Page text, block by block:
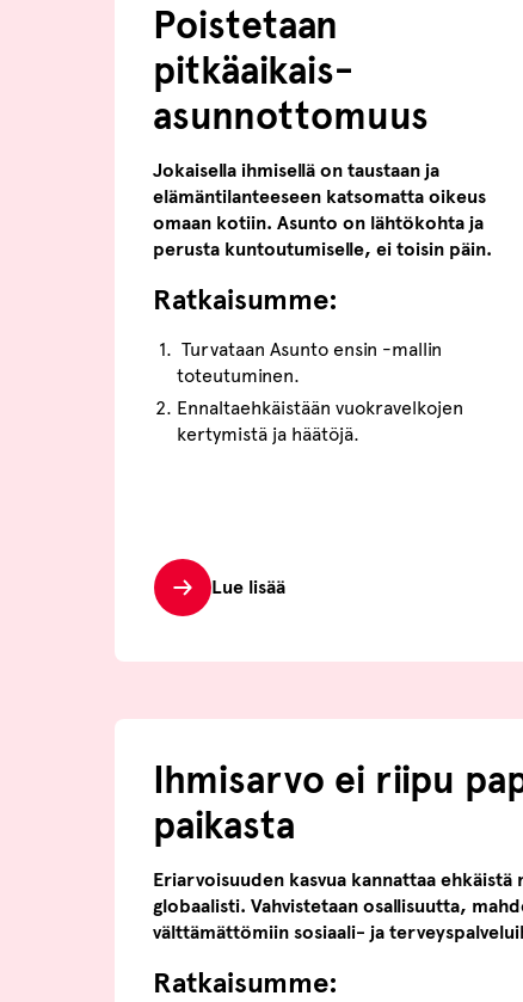
Poistetaan
pitkäaikais­
asunnottomuus
Jokaisella ihmisellä on taustaan ja
elämäntilanteeseen katsomatta oikeus
omaan kotiin. Asunto on lähtökohta ja
perusta kuntoutumiselle, ei toisin päin.
Ratkaisumme:
Turvataan Asunto ensin -mallin
toteutuminen.
Ennaltaehkäistään vuokravelkojen
kertymistä ja häätöjä.
Lue lisää
Ihmisarvo ei riipu
paikasta
Eriarvoisuuden kasvua kannattaa ehkäistä
globaalisti. Vahvistetaan osallisuutta,
välttämättömiin sosiaali- ja
Ratkaisumme: